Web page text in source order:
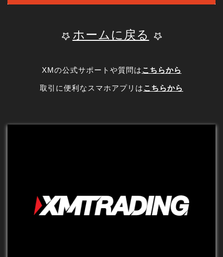
ホームに戻る
XMの公式サポートや質問はこちらから
取引に便利なスマホアプリはこちらから